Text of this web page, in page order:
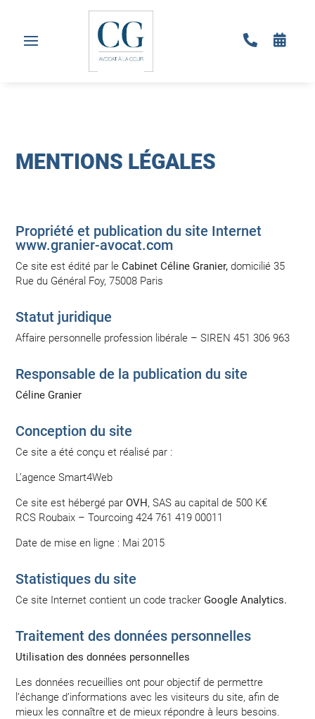
 
MENTIONS LÉGALES
Propriété et publication du site Internet
www.granier-avocat.com
Ce site est édité par leCabinet Céline Granier, domicilié 35
Rue du Général Foy, 75008 Paris
Statut juridique
Affaire personnelle profession libérale – SIREN 451 306 963
Responsable de la publication du site
Céline Granier
Conception du site
Ce site a été conçu et réalisé par :
L’agenceSmart4Web
Ce site est hébergé parOVH, SAS au capital de 500 K€
RCS Roubaix – Tourcoing 424 761 419 00011
Date de mise en ligne : Mai 2015
Statistiques du site
Ce site Internet contient un code trackerGoogle Analytics.
Traitement des données personnelles
Utilisation des données personnelles
Les données recueillies ont pour objectif de permettre
l’échange d’informations avec les visiteurs du site, afin de
mieux les connaître et de mieux répondre à leurs besoins.